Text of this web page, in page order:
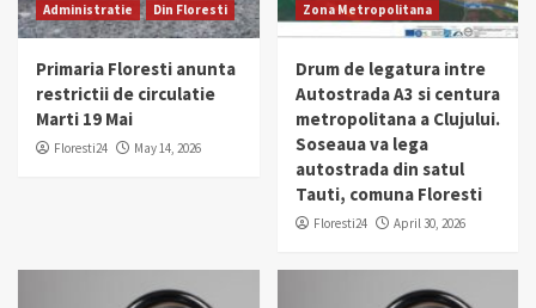
Administratie Din Floresti
Primaria Floresti anunta
restrictii de circulatie
Marti 19 Mai
Floresti24 May 14, 2026
Zona Metropolitana
Drum de legatura intre
Autostrada A3 si centura
metropolitana a Clujului.
Soseaua va lega
autostrada din satul
Tauti, comuna Floresti
Floresti24 April 30, 2026